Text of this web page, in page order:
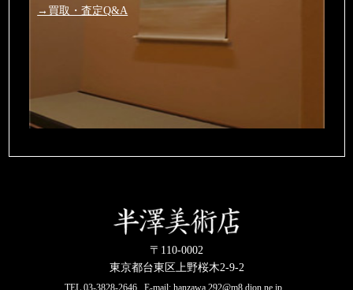
→買取・査定Q&A
〒110-0002
東京都台東区上野桜木2-9-2
TEL 03-3828-2646 E-mail: hanzawa.292@m8.dion.ne.jp